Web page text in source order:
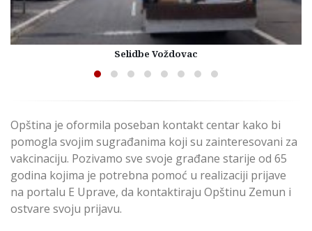
Selidbe Voždovac
Opština je oformila poseban kontakt centar kako bi
pomogla svojim sugrađanima koji su zainteresovani za
vakcinaciju. Pozivamo sve svoje građane starije od 65
godina kojima je potrebna pomoć u realizaciji prijave
na portalu E Uprave, da kontaktiraju Opštinu Zemun i
ostvare svoju prijavu.